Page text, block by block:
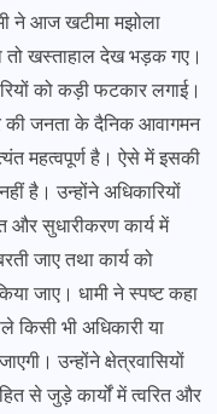
ने आज खटीमा मझोला
तो खस्ताहाल देख भड़क गए।
को कड़ी फटकार लगाई।
की जनता के दैनिक आवागमन
महत्वपूर्ण है। ऐसे में इसकी
है। उन्होंने अधिकारियों
और सुधारीकरण कार्य में
जाए तथा कार्य को
जाए। धामी ने स्पष्ट कहा
किसी भी अधिकारी या
उन्होंने क्षेत्रवासियों
से जुड़े कार्यों में त्वरित और